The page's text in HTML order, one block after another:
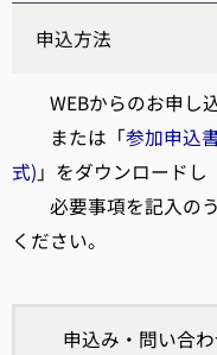
申込方法
WEBからのお申し
または「参加申込
式) 」をダウンロードし
必要事項を記入のう
ください。
申込み・問い合わ